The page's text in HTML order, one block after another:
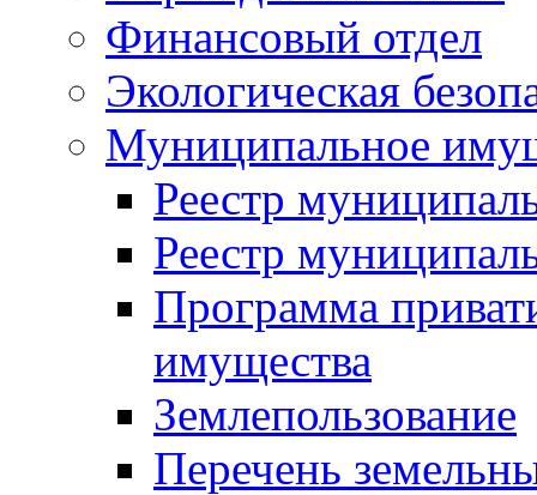
Финансовый отдел
Экологическая
Муниципальное
Реестр
Реестр
Программа
имущества
Землепользование
Перечень